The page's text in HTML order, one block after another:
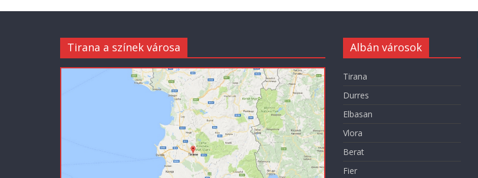
Tirana a színek városa Albán városok
Tirana
Durres
Elbasan
Vlora
Berat
Fier